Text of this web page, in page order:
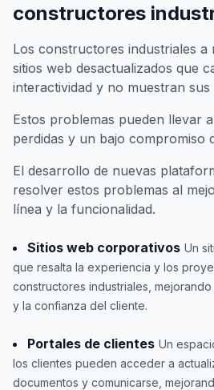
constructores
Los constructores industriales a
sitios web desactualizados que
interactividad y no muestran
Estos problemas pueden llevar
perdidas y un bajo compromiso
El desarrollo de nuevas
resolver estos problemas al
línea y la funcionalidad.
Sitios web corporativos Un
que resalta la experiencia y los
constructores industriales,
y la confianza del cliente.
Portales de clientes Un
los clientes pueden acceder a
documentos y comunicarse,